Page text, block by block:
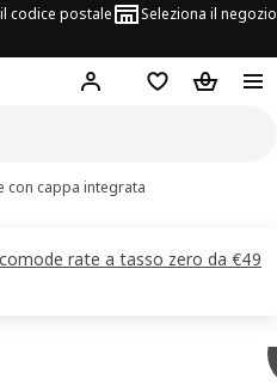
codice postale Seleziona il negozio
Hej! AccediLista deiCarrello
con cappa integrata
rate a tasso zero da €49